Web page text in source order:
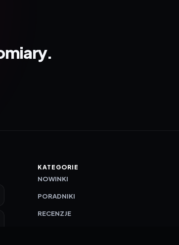
KATEGORIE
NOWINKI
PORADNIKI
RECENZJE